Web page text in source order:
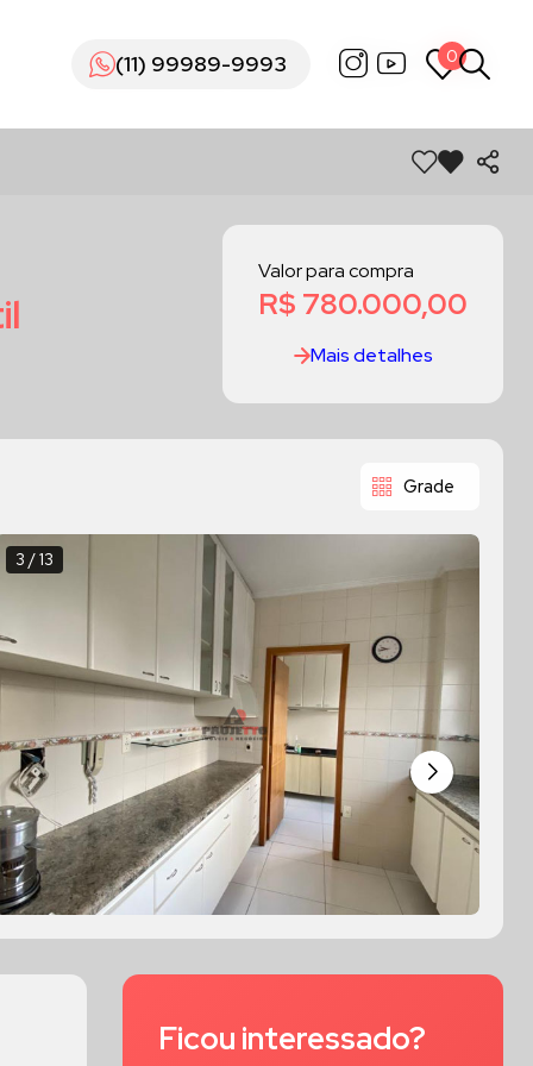
(11) 99989-9993 0
(11) 99989-9993 0
Valor para compra
R$ 780.000,00
Mais detalhes
Grade
3 / 13
Ficou interessado?